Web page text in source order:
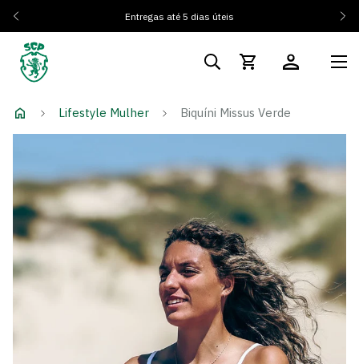
Entregas até 5 dias úteis
Lifestyle Mulher Biquíni Missus Verde